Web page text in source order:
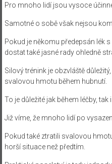
Pro mnoho lidí jsou vysoce
Samotné o sobě však nejsou
Pokud je někomu předepsán lék
dostat také jasné rady ohledně
Silový trénink je obzvláště
svalovou hmotu během hubnutí.
To je důležité jak během léčby, tak
Již víme, že mnoho lidí po
Pokud také ztratili svalovou
horší situace než předtím.